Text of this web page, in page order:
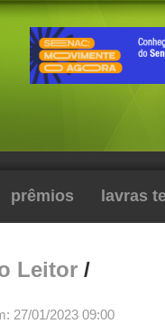
prêmios lavras
Leitor /
27/01/2023 09:00